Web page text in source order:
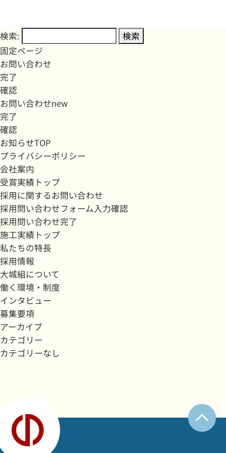
検索:
固定ページ
お問い合わせ
完了
確認
お問い合わせnew
完了
確認
お知らせTOP
プライバシーポリシー
会社案内
受賞実績トップ
採用に関するお問い合わせ
採用問い合わせフォーム入力確認
採用問い合わせ完了
施工実績トップ
私たちの特長
採用情報
大城組について
働く環境・制度
インタビュー
募集要項
アーカイブ
カテゴリー
カテゴリーなし